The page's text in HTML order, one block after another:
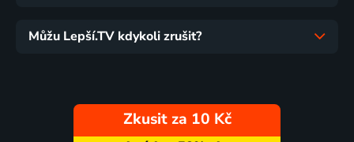
Můžu Lepší.TV kdykoli zrušit?
Zkusit za 10 Kč